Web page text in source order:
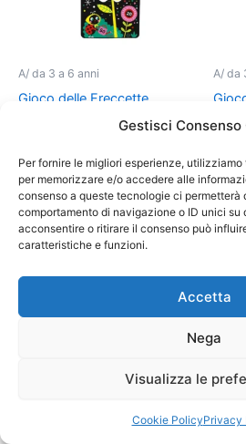
Gestisci Consenso
Per fornire le migliori esperienze,
per memorizzare e/o accedere alle
consenso a queste tecnologie ci permetterà
comportamento di navigazione o ID unici su
acconsentire o ritirare il consenso può
caratteristiche e funzioni.
Accetta
Nega
Visualizza le
Cookie PolicyPrivacy
A/ da 3 a 6 anni
Gioco delle Freccette
Aggiungi al carrello
A/ da